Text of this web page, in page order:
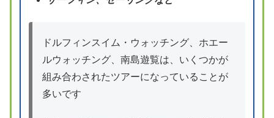
ドルフィンスイム・ウォッチング、ホエー
ルウォッチング、南島遊覧は、いくつかが
組み合わされたツアーになっていることが
多いです